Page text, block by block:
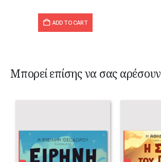
ADD TO CART
Μπορεί επίσης να σας αρέσουν